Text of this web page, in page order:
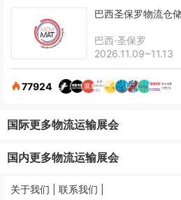
巴西圣保罗物流仓
巴西·圣保罗
2026.11.09~11.13
77924
国际更多物流运输展会
国内更多物流运输展会
关于我们 | 联系我们 |